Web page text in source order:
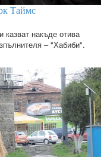
Таймс
казват накъде отива
– "Хабиби".